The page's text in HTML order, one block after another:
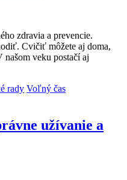
zdravia a prevencie.
Cvičiť môžete aj doma,
našom veku postačí aj
rady Voľný čas
užívanie a